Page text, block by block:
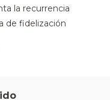
la recurrencia
de fidelización